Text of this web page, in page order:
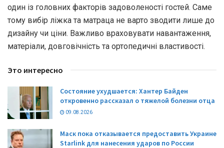
один із головних факторів задоволеності гостей. Саме
тому вибір ліжка та матраца не варто зводити лише до
дизайну чи ціни. Важливо враховувати навантаження,
матеріали, довговічність та ортопедичні властивості.
Это интересно
Состояние ухудшается: Хантер Байден
откровенно рассказал о тяжелой болезни отца
09.08.2026
Маск пока отказывается предоставить Украине
Starlink для нанесения ударов по России